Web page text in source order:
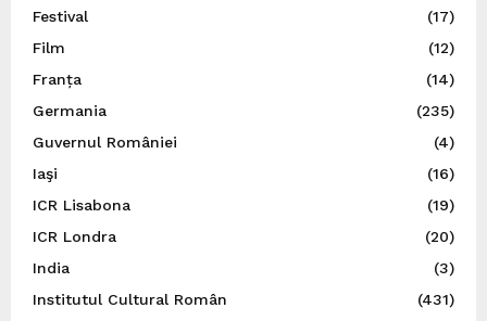
Festival
(17)
Film
(12)
Franța
(14)
Germania
(235)
Guvernul României
(4)
Iaşi
(16)
ICR Lisabona
(19)
ICR Londra
(20)
India
(3)
Institutul Cultural Român
(431)